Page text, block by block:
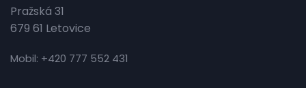
Pražská 31
679 61 Letovice
Mobil: +420 777 552 431